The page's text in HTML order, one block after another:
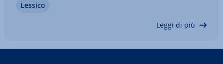
precisi e vari quando si tratta di ana­liz­za­re lo
Lessico
Leggi di più